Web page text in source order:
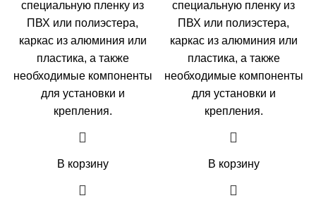
специальную пленку из
ПВХ или полиэстера,
каркас из алюминия или
пластика, а также
необходимые компоненты
для установки и
крепления.
В корзину
специальную пленку из
ПВХ или полиэстера,
каркас из алюминия или
пластика, а также
необходимые компоненты
для установки и
крепления.
В корзину